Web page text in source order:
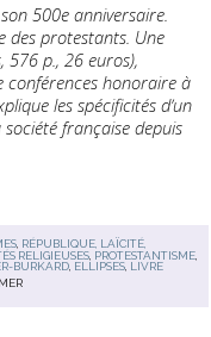
500e anniversaire.
des protestants. Une
576 p., 26 euros),
conférences honoraire à
les spécificités dʼun
française depuis
, RÉPUBLIQUE, LAÏCITÉ,
RELIGIEUSES PROTESTANTISME
BURKARD ELLIPSES LIVRE